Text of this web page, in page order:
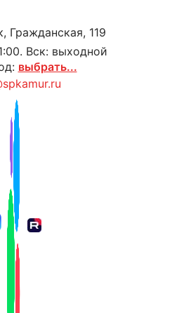
Гражданская, 119
Вск: выходной
выбрать...